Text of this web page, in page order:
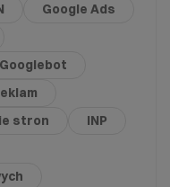
Google Ads
Googlebot
stron
INP